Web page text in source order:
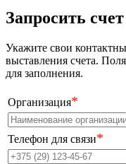
Запросить счет
Укажите свои
выставления счета.
для заполнения.
Организация*
Телефон для связи*